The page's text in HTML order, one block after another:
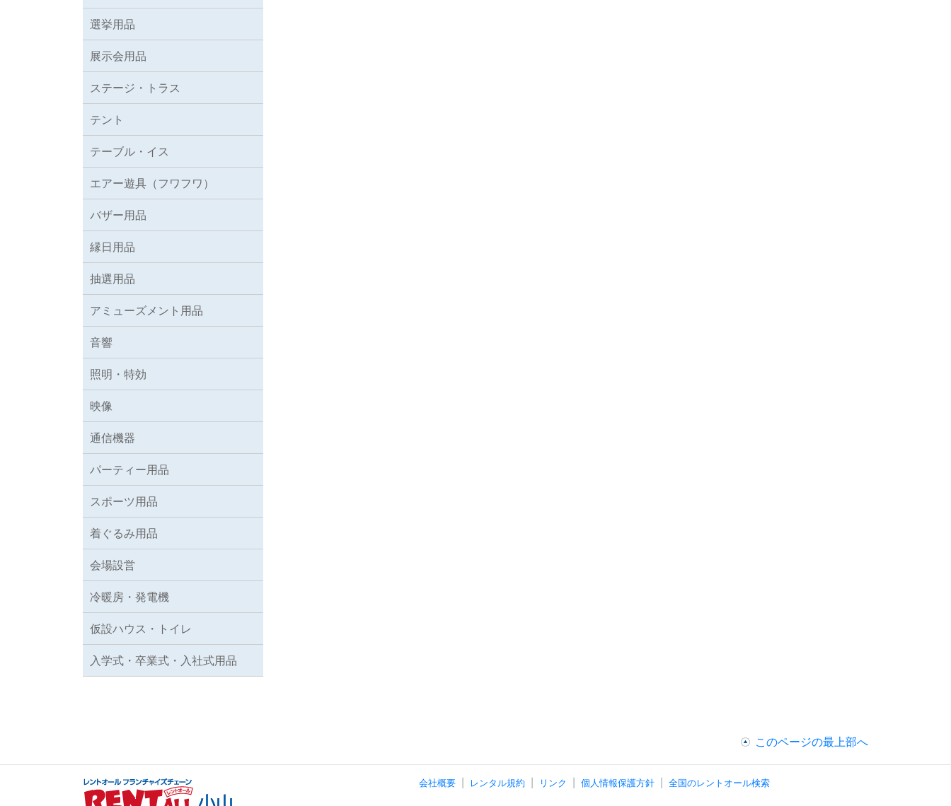
選挙用品
展示会用品
ステージ・トラス
テント
テーブル・イス
エアー遊具（フワフワ）
バザー用品
縁日用品
抽選用品
アミューズメント用品
音響
照明・特効
映像
通信機器
パーティー用品
スポーツ用品
着ぐるみ用品
会場設営
冷暖房・発電機
仮設ハウス・トイレ
入学式・卒業式・入社式用品
このページの最上部へ
会社概要 レンタル規約 リンク 個人情報保護方針 全国のレントオール検索